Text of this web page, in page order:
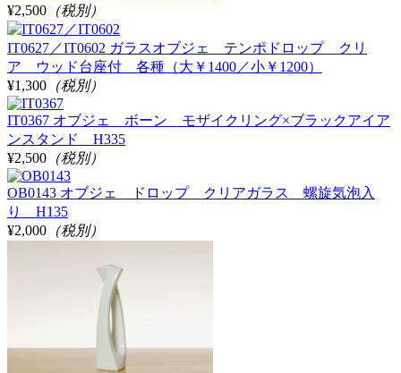
¥2,500 （税別）
IT0627／IT0602 ガラスオブジェ テンポドロップ クリ
ア ウッド台座付 各種（大￥1400／小￥1200）
¥1,300 （税別）
IT0367 オブジェ ボーン モザイクリング×ブラックアイア
ンスタンド H335
¥2,500 （税別）
OB0143 オブジェ ドロップ クリアガラス 螺旋気泡入
り H135
¥2,000 （税別）